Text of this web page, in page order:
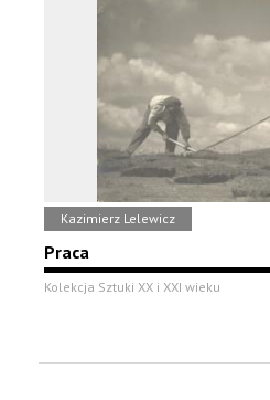
Kazimierz Lelewicz
Praca
Kolekcja Sztuki XX i XXI wieku